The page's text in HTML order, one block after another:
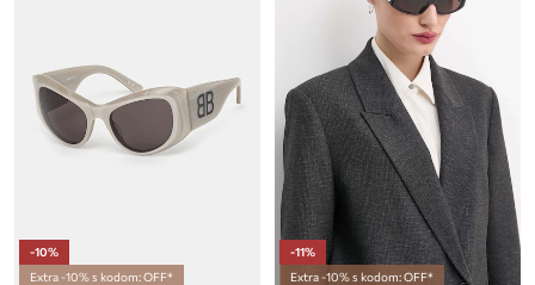
-10%
Extra -10% s kodom: OFF*
-11%
Extra -10% s kodom: OFF*